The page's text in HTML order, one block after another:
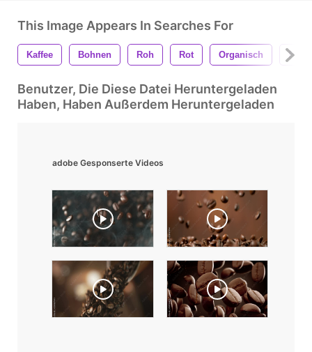
This Image Appears In Searches For
Kaffee Bohnen Roh Rot Organisch
Benutzer, Die Diese Datei Heruntergeladen
Haben, Haben Außerdem Heruntergeladen
adobe Gesponserte Videos